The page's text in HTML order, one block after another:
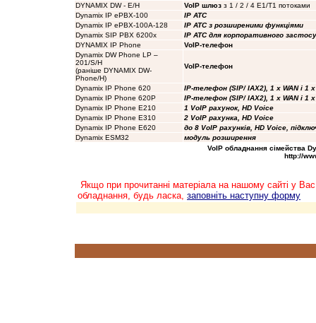
DYNAMIX DW - E/H
VoIP шлюз з 1 / 2 / 4 E1/T1 потоками
Dynamix IP ePBX-100
IP ATC
Dynamix IP ePBX-100A-128
IP ATC з розширеними функціями
Dynamix SIP PBX 6200x
IP ATC для корпоративного
DYNAMIX IP Phone
VoIP-телефон
Dynamix DW Phone LP –
201/S/H
(раніше DYNAMIX DW-
Phone/H)
VoIP-телефон
Dynamix IP Phone 620
IP-телефон (SIP/ IAX2), 1 x WAN і 1 x
Dynamix IP Phone 620P
IP-телефон (SIP/ IAX2), 1 x WAN і 1 x
Dynamix IP Phone E210
1 VoIP рахунок, HD Voice
Dynamix IP Phone E310
2 VoIP рахунка, HD Voice
Dynamix IP Phone E620
до 8 VoIP рахунків, HD Voice,
Dynamix ESM32
модуль розширення
VoIP обладнання сімейства
http://
Якщо при прочитанні матеріала на нашому сайті у
обладнання, будь ласка, заповніть наступну форму